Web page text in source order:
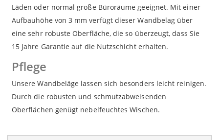
Läden oder normal große Büroräume geeignet. Mit einer
Aufbauhöhe von 3 mm verfügt dieser Wandbelag über
eine sehr robuste Oberfläche, die so überzeugt, dass Sie
15 Jahre Garantie auf die Nutzschicht erhalten.
Pflege
Unsere Wandbeläge lassen sich besonders leicht reinigen.
Durch die robusten und schmutzabweisenden
Oberflächen genügt nebelfeuchtes Wischen.